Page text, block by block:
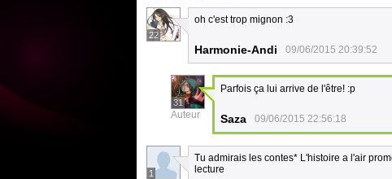
22
oh c'est trop mignon :3
Harmonie-Andi 09/06/2015 20:39:52
31
Auteur
Parfois ça lui arrive de l'être! :p
Saza 09/06/2015 22:56:18
1
Tu admirais les contes* L'histoire a l'air
lecture